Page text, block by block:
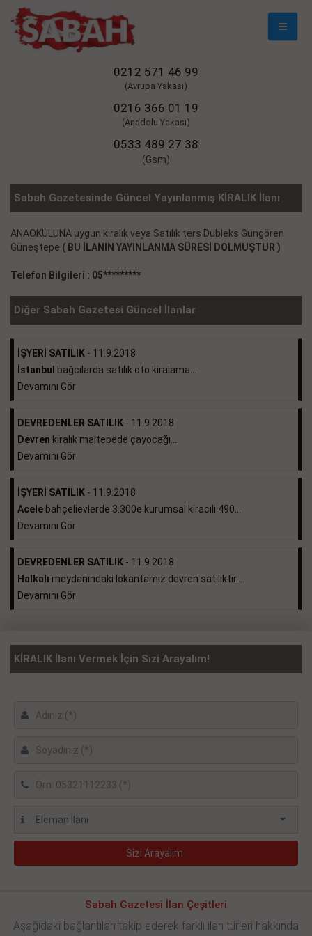
Mobil
0212 571 46 99
(Avrupa Yakası)
0216 366 01 19
(Anadolu Yakası)
0533 489 27 38
(Gsm)
Sabah Gazetesinde Güncel Yayınlanmış KİRALIK İlanı
ANAOKULUNA uygun kiralık veya Satılık ters Dubleks Güngören
Güneştepe ( BU İLANIN YAYINLANMA SÜRESİ DOLMUŞTUR )
Telefon Bilgileri : 05*********
Diğer Sabah Gazetesi Güncel İlanlar
İŞYERİ SATILIK - 11.9.2018
İstanbul
bağcılarda satılık oto kiralama...
Devamını Gör
DEVREDENLER SATILIK - 11.9.2018
Devren kiralık maltepede çayocağı....
Devamını Gör
İŞYERİ SATILIK - 11.9.2018
Acele bahçelievlerde 3.300e kurumsal kiracılı 490...
Devamını Gör
DEVREDENLER SATILIK - 11.9.2018
Halkalı meydanındaki lokantamız devren satılıktır....
Devamını Gör
KİRALIK İlanı Vermek İçin Sizi Arayalım!
Sabah Gazetesi İlan Çeşitleri
Aşağıdaki bağlantıları takip ederek farklı ilan türleri hakkında